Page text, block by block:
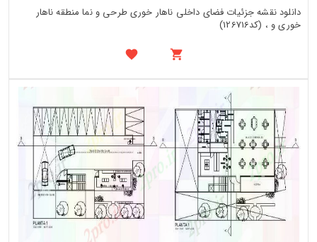
دانلود نقشه جزئیات فضای داخلی ناهار خوری طرحی و نما منطقه ناهار
خوری و ، (کد126716)